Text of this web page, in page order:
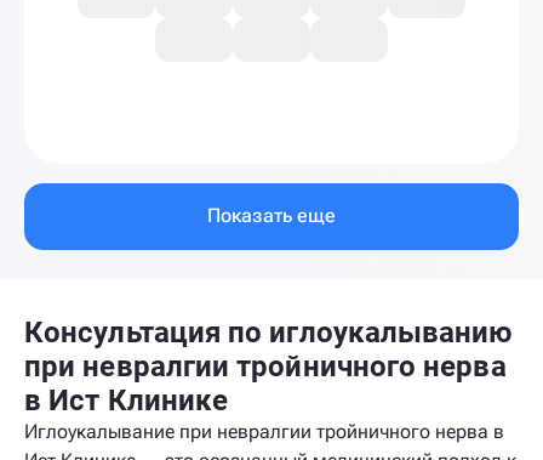
Показать еще
Консультация по иглоукалыванию
при невралгии тройничного нерва
в Ист Клинике
Иглоукалывание при невралгии тройничного нерва в